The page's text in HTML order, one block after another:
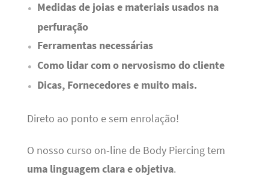
Medidas de joias e materiais usados na
perfuração
Ferramentas necessárias
Como lidar com o nervosismo do cliente
Dicas, Fornecedores e muito mais.
Direto ao ponto e sem enrolação!
O nosso curso on-line de Body Piercing tem
uma linguagem clara e objetiva.